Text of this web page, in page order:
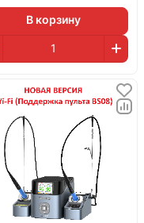
В корзину